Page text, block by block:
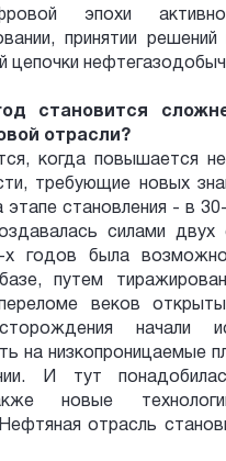
эпохи
принятии
цепочки
становится
отрасли?
когда повышается
требующие новых
этапе становления - в
силами
годов была
путем
веков
начали
на низкопроницаемые
И тут
новые
отрасль